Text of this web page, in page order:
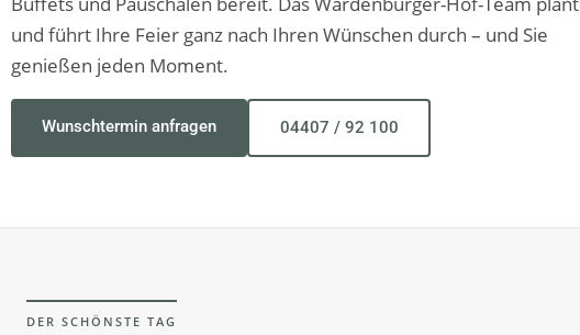
und führt Ihre Feier ganz nach Ihren Wünschen durch – und Sie
genießen jeden Moment.
Wunschtermin anfragen 04407 / 92 100
DER SCHÖNSTE TAG